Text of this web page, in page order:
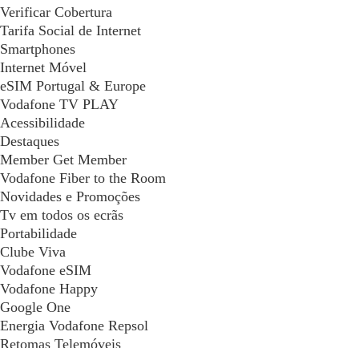
Verificar Cobertura
Tarifa Social de Internet
Smartphones
Internet Móvel
eSIM Portugal & Europe
Vodafone TV PLAY
Acessibilidade
Destaques
Member Get Member
Vodafone Fiber to the Room
Novidades e Promoções
Tv em todos os ecrãs
Portabilidade
Clube Viva
Vodafone eSIM
Vodafone Happy
Google One
Energia Vodafone Repsol
Retomas Telemóveis